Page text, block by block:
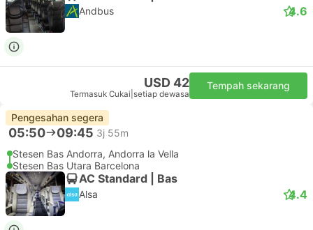
Andbus 4.6
USD 42
Termasuk Cukai setiap dewasa
Tempah sekarang
Pengesahan segera
05:50 09:45 3j 55m
Stesen Bas Andorra, Andorra la Vella
Stesen Bas Utara Barcelona
AC Standard | Bas
Alsa 4.4